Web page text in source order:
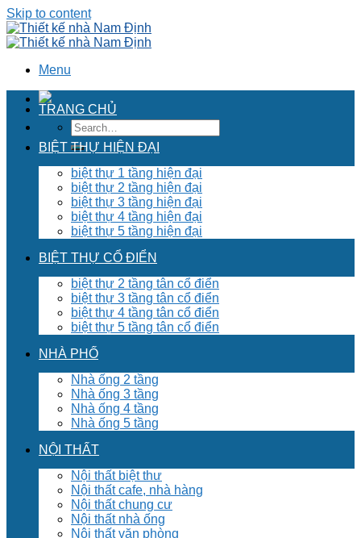
Skip to content
Menu
TRANG CHỦ
BIỆT THỰ HIỆN ĐẠI
biệt thự 1 tầng hiện đại
biệt thự 2 tầng hiện đại
biệt thự 3 tầng hiện đại
biệt thự 4 tầng hiện đại
biệt thự 5 tầng hiện đại
BIỆT THỰ CỔ ĐIỂN
biệt thự 2 tầng tân cổ điển
biệt thự 3 tầng tân cổ điển
biệt thự 4 tầng tân cổ điển
biệt thự 5 tầng tân cổ điển
NHÀ PHỐ
Nhà ống 2 tầng
Nhà ống 3 tầng
Nhà ống 4 tầng
Nhà ống 5 tầng
NỘI THẤT
Nội thất biệt thư
Nội thất cafe, nhà hàng
Nội thất chung cư
Nội thất nhà ống
Nội thất văn phòng